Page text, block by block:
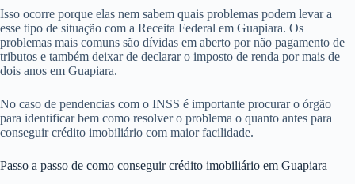
Isso ocorre porque elas nem sabem quais problemas podem levar a
esse tipo de situação com a Receita Federal em Guapiara. Os
problemas mais comuns são dívidas em aberto por não pagamento de
tributos e também deixar de declarar o imposto de renda por mais de
dois anos em Guapiara.
No caso de pendencias com o INSS é importante procurar o órgão
para identificar bem como resolver o problema o quanto antes para
conseguir crédito imobiliário com maior facilidade.
Passo a passo de como conseguir crédito imobiliário em Guapiara